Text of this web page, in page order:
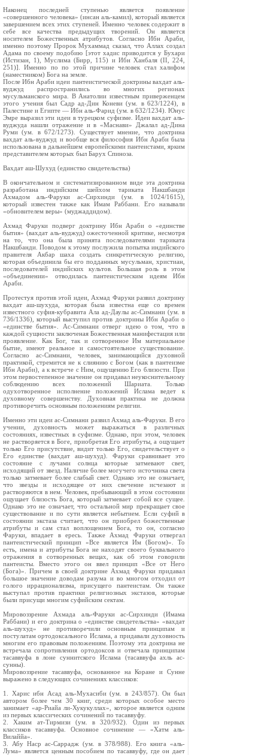
Наконец последней ступенью является появление
«совершенного человека» (инсан аль-камил), который является
завершением всех этих ступеней. Именно человек содержит в
себе все качества предыдущих творений. Он является
носителем Божественных атрибутов. Согласно Ибн Араби,
именно поэтому Пророк Мухаммад сказал, что Аллах создал
Адама по своему подобию [этот хадис приводится у Бухари
(Истизан, 1), Муслима (Бирр, 115) и Ибн Ханбаля (II, 224,
251)]. Именно по по этой причине человек стал халифом
(наместником) Бога на земле.
После Ибн Араби идеи пантеистической доктрины вахдат аль-
вуджуд распространились во многих регионах
мусульманского мира. В Анатолии известным приверженцем
этого учения был Садр ад-Дин Коневи (ум. в 623/1224), в
Палестине и Египте — Ибн аль-Фарид (ум. в 632/1234). Юнус
Эмре выразил эти идеи в турецком суфизме. Идеи вахдат аль-
вуджуда нашли отражение и в «Маснави» Джалал ад-Дина
Руми (ум. в 672/1273). Существует мнение, что доктрина
вахдат аль-вуджуд и вообще вся философия Ибн Араби была
использована в дальнейшем европейскими пантеистами, ярким
представителем которых был Барух Спиноза.
Вахдат аш-Шухуд (единство свидетельства)
В окончательном и систематизированном виде эта доктрина
разработана индийским шейхом тариката Накшбанди
Ахмадом аль-Фаруки ас-Сирхинди (ум. в 1024/1615),
который известен также как Имам Раббани. Его называли
«обновителем веры» (муджаддидом).
Ахмад Фаруки подверг доктрину Ибн Араби о «единстве
бытия» (вахдат аль-вуджуд) ожесточенной критике, несмотря
на то, что она была принята последователями тариката
Накшбанди. Поводом к этому послужила попытка индийского
правителя Акбар шаха создать синкретическую религию,
которая объединила бы его подданных мусульман, христиан,
последователей индийских культов. Большая роль в этом
«объединении» отводилась пантеистическим идеям Ибн
Араби.
Протестуя против этой идеи, Ахмад Фаруки развил доктрину
вахдат аш-шухуда, которая была известна еще со времен
известного суфия-кубравита Ала ад-Даулы ас-Симнани (ум. в
736/1336), который выступил против доктрины Ибн Араби о
«единстве бытия». Ас-Симнани отверг идею о том, что в
каждой сущности заключеная Божественная манифестация или
проявление. Как Бог, так и сотворенное Им материальное
бытие, имеют реальное и самостоятельное существование.
Согласно ас-Симнани, человек, занимающийся духовной
практикой, стремится не к слиянию с Богом (как в пантеизме
Ибн Араби), а к встрече с Ним, ощущению Его близости. При
этом первостепенное значение он придавал неукоснительному
соблюдению всех положений Шариата. Только
одухотворенное исполнение положений Ислама ведет к
духовному совершенству. Духовная практика не должна
противоречить основным положениям религии.
Именно эти идеи ас-Симнани развил Ахмад аль-Фаруки. В его
учении, духовность может выражаться в различных
состояниях, известных в суфизме. Однако, при этом, человек
не растворяется в Боге, приобретая Его атрибуты, а ощущает
только Его присутствие, видит только Его, свидетельствует о
Его единстве (вахдат аш-шухуд). Фаруки сравнивает это
состояние с лучами солнца которые затмевают свет,
исходящий от звезд. Наличие более могучего источника света
только затмевает более слабый свет. Однако это не означает,
что звезды и исходящее от них свечение исчезают и
растворяются в нем. Человек, пребывающий в этом состоянии
ощущает близость Бога, который затмевает собой все сущее.
Однако это не означает, что остальной мир прекращает свое
существование и по сути является небытием. Если суфий в
состоянии экстаза считает, что он приобрел божественные
атрибуты и сам стал воплощением Бога, то он, согласно
Фаруки, впадает в ересь. Также Ахмад Фаруки отвергал
пантеистический принцип «Все является Им (Богом)». То
есть, имена и атрибуты Бога не находят своего буквального
отражения в сотворенных вещах, как об этом говорили
пантеисты. Вместо этого он ввел принцип «Все от Него
(Бога)». Причем в своей доктрине Ахмад Фаруки придавал
большое значение доводам разума и во многом отходил от
голого иррационализма, присущего пантеистам. Он также
выступал против практики религиозных экстазов, которые
были присущи многим суфийским сектам.
Мировоззрение Ахмада аль-Фаруки ас-Сирхинди (Имама
Раббани) и его доктрина о «единстве свидетельства» «вахдат
аль-шухуд» не противоречили основным принципам и
постулатам ортодоксального Ислама, а придавали духовность
многим его правовым положениям. Поэтому эта доктрина не
встречала сопротивления ортодоксов и отвечала принципам
тасаввуфа в лоне суннитского Ислама (тасаввуфа ахль ас-
сунны).
Мировоззрение тасаввуфа, основанное на Коране и Сунне
выражено в следующих сочинениях классиков:
1. Харис ибн Асад аль-Мухасиби (ум. в 243/857). Он был
автором более чем 30 книг, среди которых особое место
занимает «ар-Риайа ли-Хукукуллах», которое является одним
из первых классических сочинений по тасаввуфу.
2. Хаким ат-Тирмизи (ум. в 320/932). Один из первых
классиков тасаввуфа. Основное сочинение — «Хатм аль-
Вилаййа».
3. Абу Наср ас-Саррадж (ум. в 378/988). Его книга «аль-
Лума» является ценным пособием по тасаввуфу, где он дает